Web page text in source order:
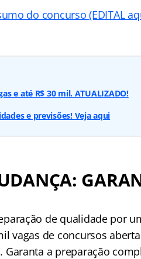
do concurso (EDITAL
e até R$ 30 mil. ATUALIZADO!
e previsões! Veja aqui
de qualidade por
vagas de concursos
Garanta a preparação